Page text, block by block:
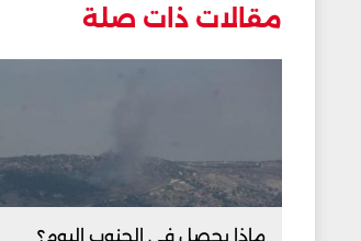
مقالات ذات صلة
ماذا يحصل في الجنوب اليوم؟